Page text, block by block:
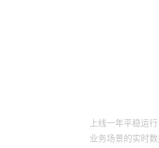
上线一年平稳
业务场景的实时